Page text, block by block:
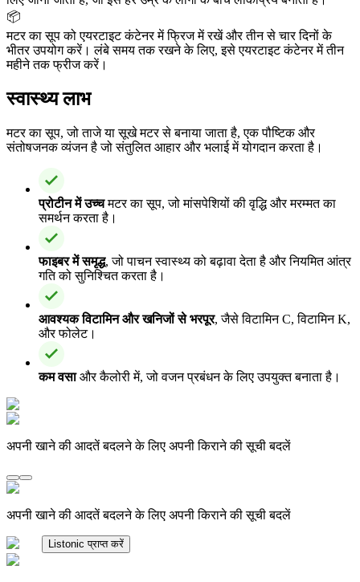
📦
मटर का सूप को एयरटाइट कंटेनर में फ्रिज में रखें और तीन से चार दिनों के
भीतर उपयोग करें। लंबे समय तक रखने के लिए, इसे एयरटाइट कंटेनर में तीन
महीने तक फ्रीज करें।
स्वास्थ्य लाभ
मटर का सूप, जो ताजे या सूखे मटर से बनाया जाता है, एक पौष्टिक और
संतोषजनक व्यंजन है जो संतुलित आहार और भलाई में योगदान करता है।
प्रोटीन में उच्चमटर का सूप, जो मांसपेशियों की वृद्धि और मरम्मत का
समर्थन करता है।
फाइबर में समृद्ध, जो पाचन स्वास्थ्य को बढ़ावा देता है और नियमित आंत्र
गति को सुनिश्चित करता है।
आवश्यक विटामिन और खनिजों से भरपूर, जैसे विटामिन C, विटामिन K,
और फोलेट।
कम वसाऔर कैलोरी में, जो वजन प्रबंधन के लिए उपयुक्त बनाता है।
अपनी खाने की आदतें बदलने के लिए अपनी किराने की सूची बदलें
अपनी खाने की आदतें बदलने के लिए अपनी किराने की सूची बदलें
Listonic प्राप्त करें